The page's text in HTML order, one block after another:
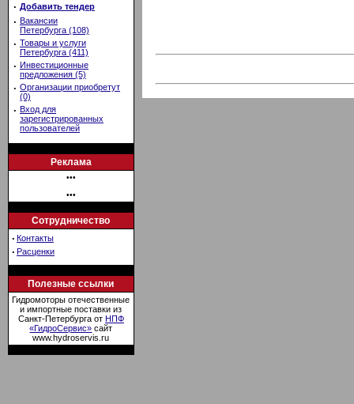
· Добавить тендер
· Вакансии
Петербурга (108)
· Товары и услуги
Петербурга (411)
· Инвестиционные
предложения (5)
· Организации приобретут
(0)
· Вход для
зарегистрированных
пользователей
Реклама
•••
•••
Сотрудничество
· Контакты
· Расценки
Полезные ссылки
Гидромоторы отечественные
и импортные поставки из
Санкт-Петербурга от НПФ
«ГидроСервис» сайт
www.hydroservis.ru